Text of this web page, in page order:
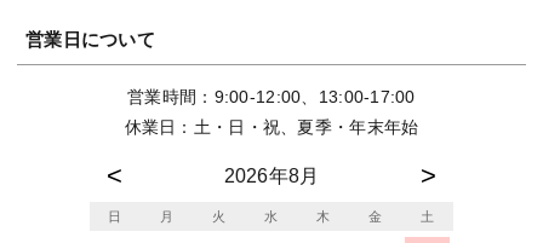
営業日について
営業時間：9:00-12:00、13:00-17:00
休業日：土・日・祝、夏季・年末年始
2026年8月
日 月 火 水 木 金 土